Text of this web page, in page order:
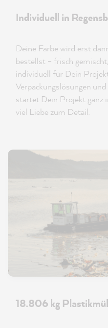
Individuell in
Deine Farbe wird erst
bestellst – frisch
individuell für Dein
Verpackungslösungen
startet Dein Projekt ganz
viel Liebe zum Detail.
18.806 kg